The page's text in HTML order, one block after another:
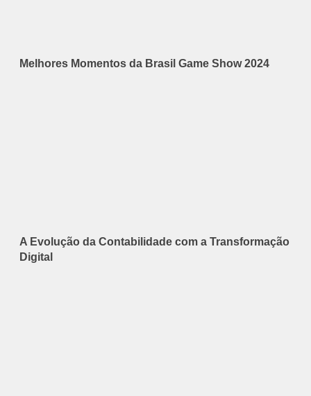
Melhores Momentos da Brasil Game Show 2024
A Evolução da Contabilidade com a Transformação
Digital